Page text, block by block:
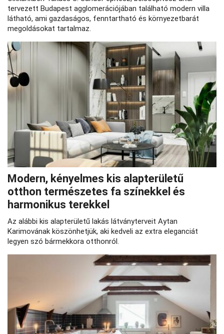
tervezett Budapest agglomerációjában található modern villa
látható, ami gazdaságos, fenntartható és környezetbarát
megoldásokat tartalmaz.
Modern, kényelmes kis alapterületű
otthon természetes fa színekkel és
harmonikus terekkel
Az alábbi kis alapterületű lakás látványterveit Aytan
Karimovának köszönhetjük, aki kedveli az extra eleganciát
legyen szó bármekkora otthonról.